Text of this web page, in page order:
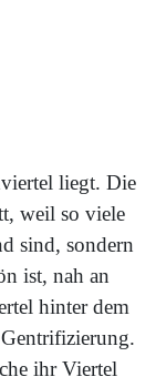
liegt. Die
weil so viele
sind, sondern
ist, nah an
hinter dem
ihr Viertel